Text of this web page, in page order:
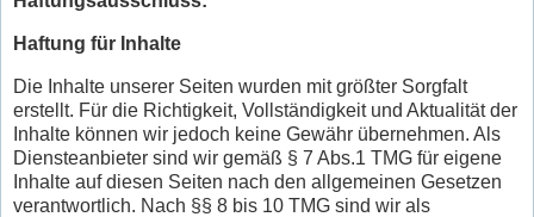
Haftung für Inhalte
Die Inhalte unserer Seiten wurden mit größter Sorgfalt
erstellt. Für die Richtigkeit, Vollständigkeit und Aktualität der
Inhalte können wir jedoch keine Gewähr übernehmen. Als
Diensteanbieter sind wir gemäß § 7 Abs.1 TMG für eigene
Inhalte auf diesen Seiten nach den allgemeinen Gesetzen
verantwortlich. Nach §§ 8 bis 10 TMG sind wir als